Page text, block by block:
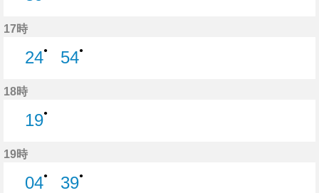
17時
24●
54●
18時
19●
19時
04●
39●